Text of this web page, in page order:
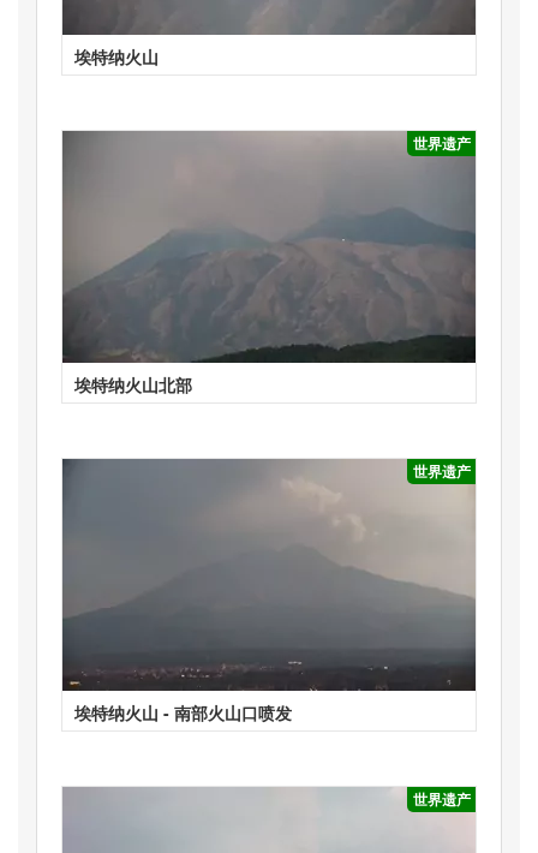
埃特纳火山
世界遗产
埃特纳火山北部
世界遗产
埃特纳火山 - 南部火山口喷发
世界遗产